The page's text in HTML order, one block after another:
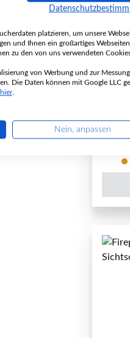
platzieren, um unsere
und Ihnen ein großartiges
zu den von uns verwendeten
von Werbung und zur
Die Daten können mit Google LLC
hier.
Nein, anpassen